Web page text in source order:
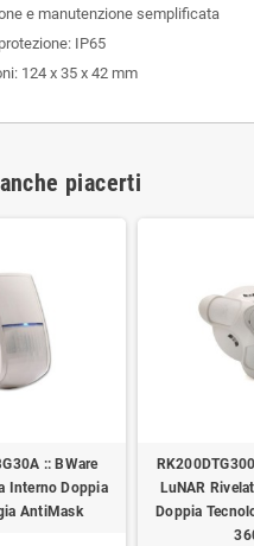
e manutenzione semplificata
IP65
124 x 35 x 42 mm
piacerti
:: BWare
Interno Doppia
AntiMask
LuNAR
Doppia